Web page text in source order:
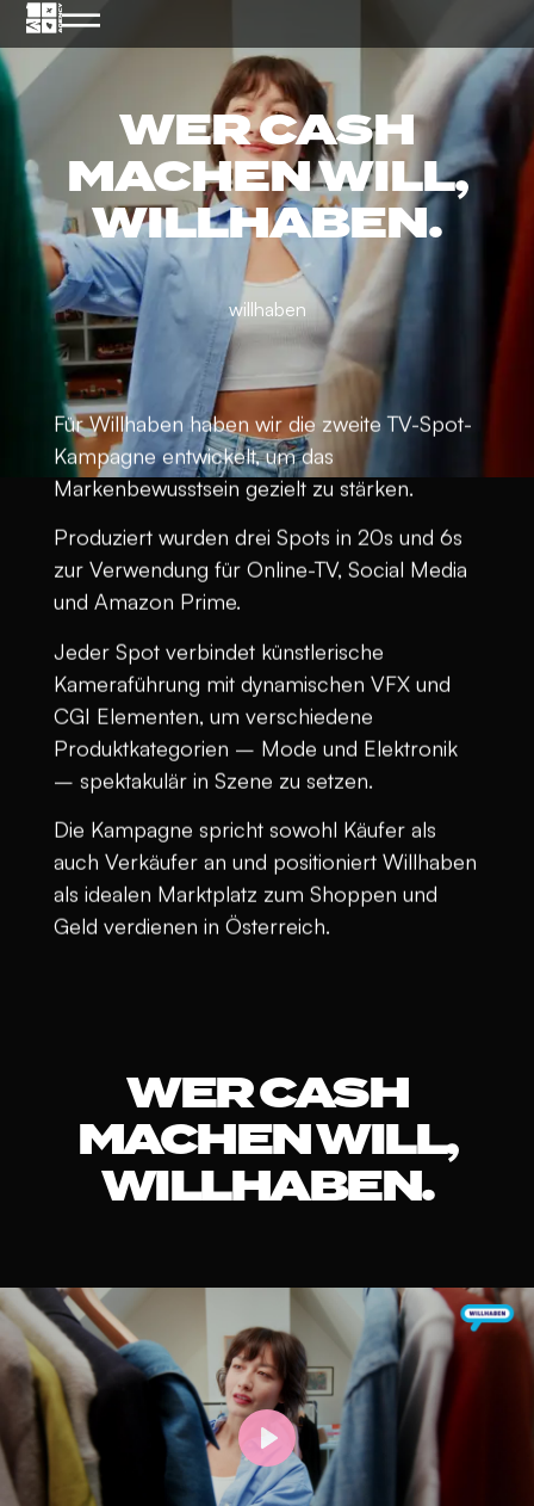
WER CASH
MACHEN WILL,
WILLHABEN.
willhaben
Für Willhaben haben wir die zweite TV-Spot-
Kampagne entwickelt, um das
Markenbewusstsein gezielt zu stärken.
Produziert wurden drei Spots in 20s und 6s
zur Verwendung für Online-TV, Social Media
und Amazon Prime.
Jeder Spot verbindet künstlerische
Kameraführung mit dynamischen VFX und
CGI Elementen, um verschiedene
Produktkategorien – Mode und Elektronik
– spektakulär in Szene zu setzen.
Die Kampagne spricht sowohl Käufer als
auch Verkäufer an und positioniert Willhaben
als idealen Marktplatz zum Shoppen und
Geld verdienen in Österreich.
WER CASH
MACHEN WILL,
WILLHABEN.